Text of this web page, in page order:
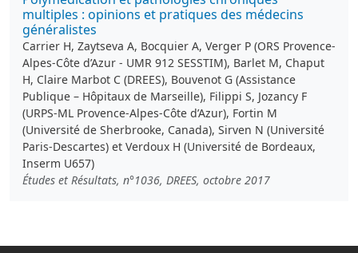
multiples : opinions et pratiques des médecins
généralistes
Carrier H, Zaytseva A, Bocquier A, Verger P (ORS Provence-
Alpes-Côte d’Azur - UMR 912 SESSTIM), Barlet M, Chaput
H, Claire Marbot C (DREES), Bouvenot G (Assistance
Publique – Hôpitaux de Marseille), Filippi S, Jozancy F
(URPS-ML Provence-Alpes-Côte d’Azur), Fortin M
(Université de Sherbrooke, Canada), Sirven N (Université
Paris-Descartes) et Verdoux H (Université de Bordeaux,
Inserm U657)
Études et Résultats, n°1036, DREES, octobre 2017